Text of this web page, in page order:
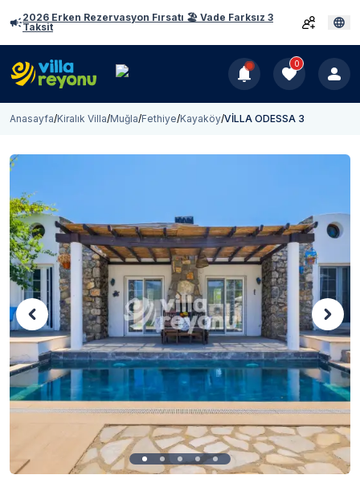
2026 Erken Rezervasyon Fırsatı 🏖️ Vade Farksız 3
Taksit
0
Anasayfa/Kiralık Villa/Muğla/Fethiye/Kayaköy/VİLLA ODESSA 3